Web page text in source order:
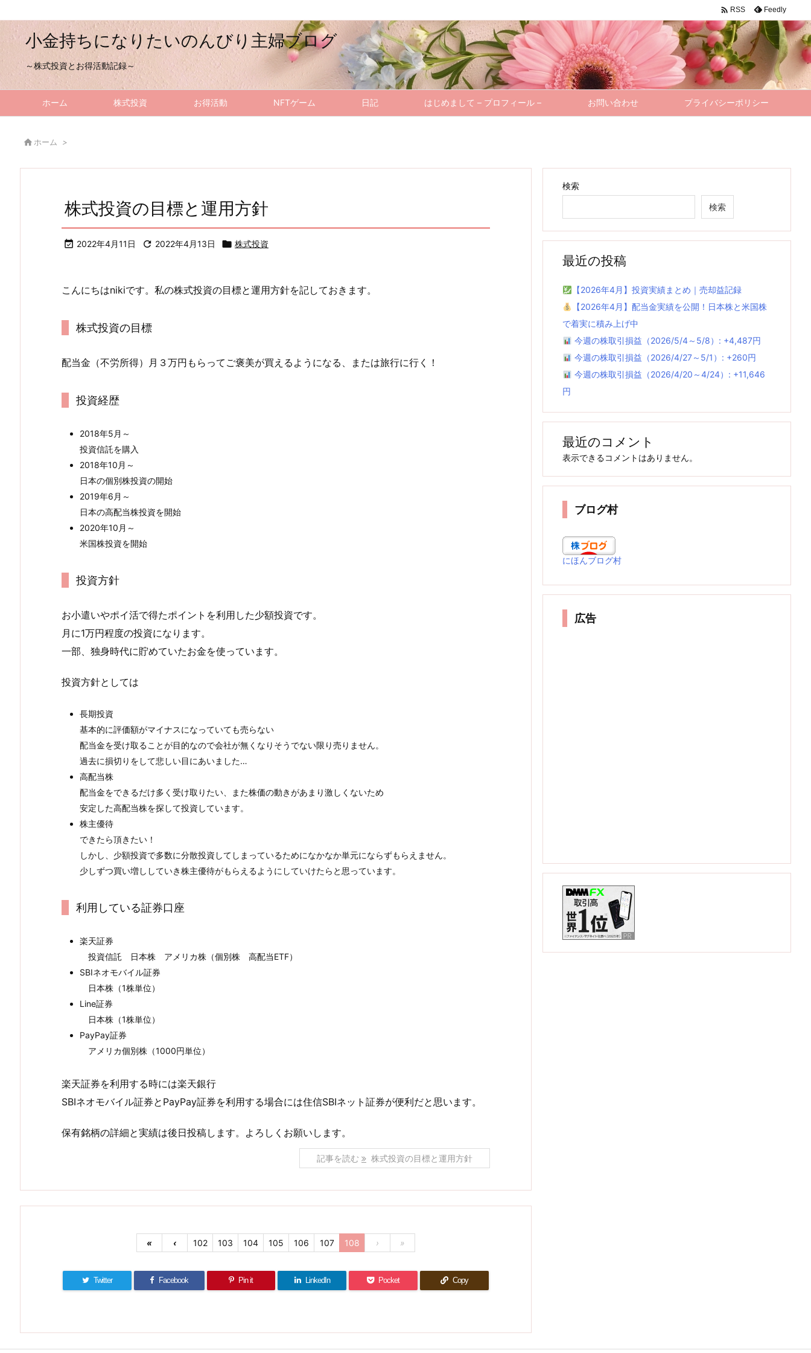
小金持ちになりたいのんびり主婦ブログ
～株式投資とお得活動記録～
ホーム 株式投資 お得活動 NFTゲーム 日記 はじめまして – プロフィール – お問い合わせ プライバシーポリシー
 RSS Feedly
 ホーム >
株式投資の目標と運用方針
 2022年4月11日  2022年4月13日  株式投資
こんにちはnikiです。私の株式投資の目標と運用方針を記しておきます。
株式投資の目標
配当金（不労所得）月３万円もらってご褒美が買えるようになる、または旅行に行く！
投資経歴
2018年5月～
投資信託を購入
2018年10月～
日本の個別株投資の開始
2019年6月～
日本の高配当株投資を開始
2020年10月～
米国株投資を開始
投資方針
お小遣いやポイ活で得たポイントを利用した少額投資です。
月に1万円程度の投資になります。
一部、独身時代に貯めていたお金を使っています。
投資方針としては
長期投資
基本的に評価額がマイナスになっていても売らない
配当金を受け取ることが目的なので会社が無くなりそうでない限り売りません。
過去に損切りをして悲しい目にあいました…
高配当株
配当金をできるだけ多く受け取りたい、また株価の動きがあまり激しくないため
安定した高配当株を探して投資しています。
株主優待
できたら頂きたい！
しかし、少額投資で多数に分散投資してしまっているためになかなか単元にならずもらえません。
少しずつ買い増ししていき株主優待がもらえるようにしていけたらと思っています。
利用している証券口座
楽天証券
投資信託 日本株 アメリカ株（個別株 高配当ETF）
SBIネオモバイル証券
日本株（1株単位）
Line証券
日本株（1株単位）
PayPay証券
アメリカ個別株（1000円単位）
楽天証券を利用する時には楽天銀行
SBIネオモバイル証券とPayPay証券を利用する場合には住信SBIネット証券が便利だと思います。
保有銘柄の詳細と実績は後日投稿します。よろしくお願いします。
記事を読む 株式投資の目標と運用方針
« ‹ 102 103 104 105 106 107 108 › »
Twitter Facebook Pin it LinkedIn Pocket Copy
検索
検索
最近の投稿
【2026年4月】投資実績まとめ｜売却益記録
【2026年4月】配当金実績を公開！日本株と米国株
で着実に積み上げ中
今週の株取引損益（2026/5/4～5/8）: +4,487円
今週の株取引損益（2026/4/27～5/1）: +260円
今週の株取引損益（2026/4/20～4/24）: +11,646
円
最近のコメント
表示できるコメントはありません。
ブログ村
にほんブログ村
広告